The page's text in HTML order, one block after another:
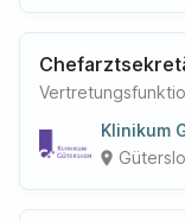
Klinikum
place